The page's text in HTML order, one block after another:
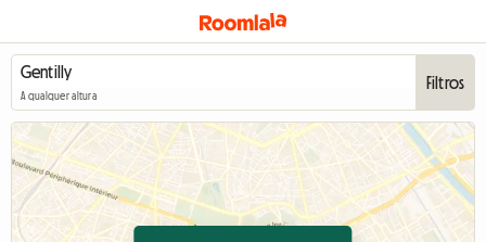
A qualquer altura
Filtros